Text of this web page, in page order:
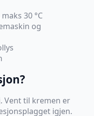
30 °C
og
Vent til kremen er
igjen.